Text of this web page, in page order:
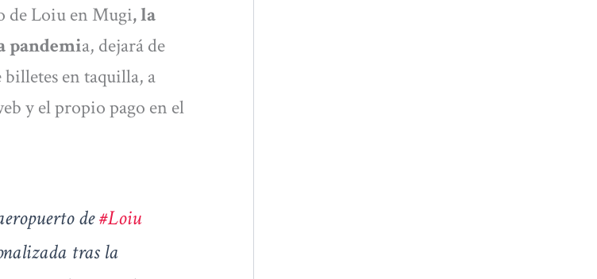
de Loiu en Mugi, la
pandemia, dejará de
en taquilla, a
y el propio pago en el
de#Loiu
tras la